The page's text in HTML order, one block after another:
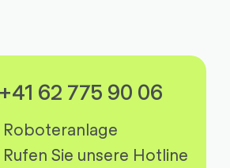
62 775 90 06
Sie unsere Hotline